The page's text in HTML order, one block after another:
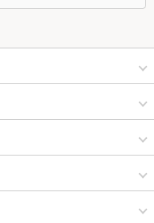
エスニック料理